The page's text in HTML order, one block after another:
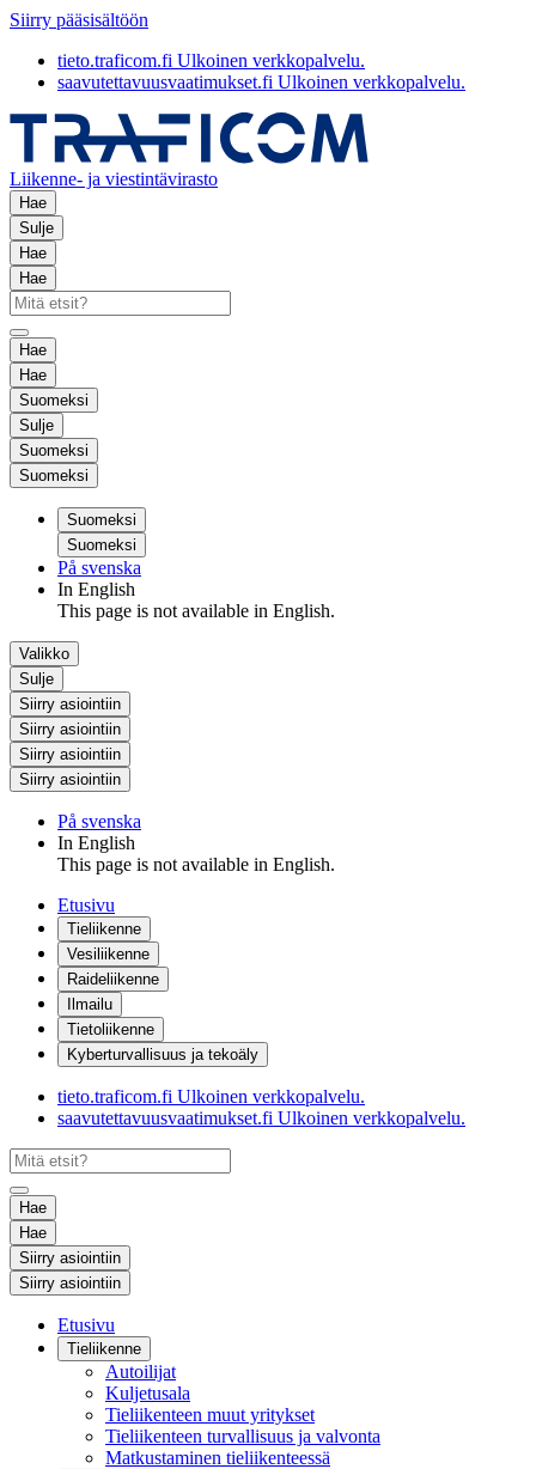
Siirry pääsisältöön
tieto.traficom.fi Ulkoinen verkkopalvelu.
saavutettavuusvaatimukset.fi Ulkoinen verkkopalvelu.
Liikenne- ja viestintävirasto
Hae
Sulje
Hae
Hae
Hae
Hae
Suomeksi
Sulje
Suomeksi
Suomeksi
Suomeksi
Suomeksi
På svenska
In English
This page is not available in English.
Valikko
Sulje
Siirry asiointiin
Siirry asiointiin
Siirry asiointiin
Siirry asiointiin
På svenska
In English
This page is not available in English.
Etusivu
Tieliikenne
Vesiliikenne
Raideliikenne
Ilmailu
Tietoliikenne
Kyberturvallisuus ja tekoäly
tieto.traficom.fi Ulkoinen verkkopalvelu.
saavutettavuusvaatimukset.fi Ulkoinen verkkopalvelu.
Hae
Hae
Siirry asiointiin
Siirry asiointiin
Etusivu
Tieliikenne
Autoilijat
Kuljetusala
Tieliikenteen muut yritykset
Tieliikenteen turvallisuus ja valvonta
Matkustaminen tieliikenteessä